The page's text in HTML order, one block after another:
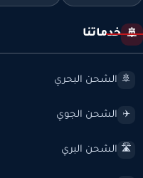
🚢 خدماتنا
🚢 الشحن البحري
✈️ الشحن الجوي
🛣️ الشحن البري